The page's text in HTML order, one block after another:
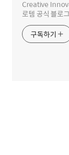
Creative
로템 공식 블로
구독하기